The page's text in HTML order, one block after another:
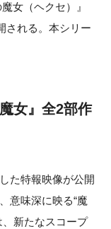
女（ヘクセ）』
される。本シリー
女』全2部作
た特報映像が公開
意味深に映る“魔
新たなスコープ